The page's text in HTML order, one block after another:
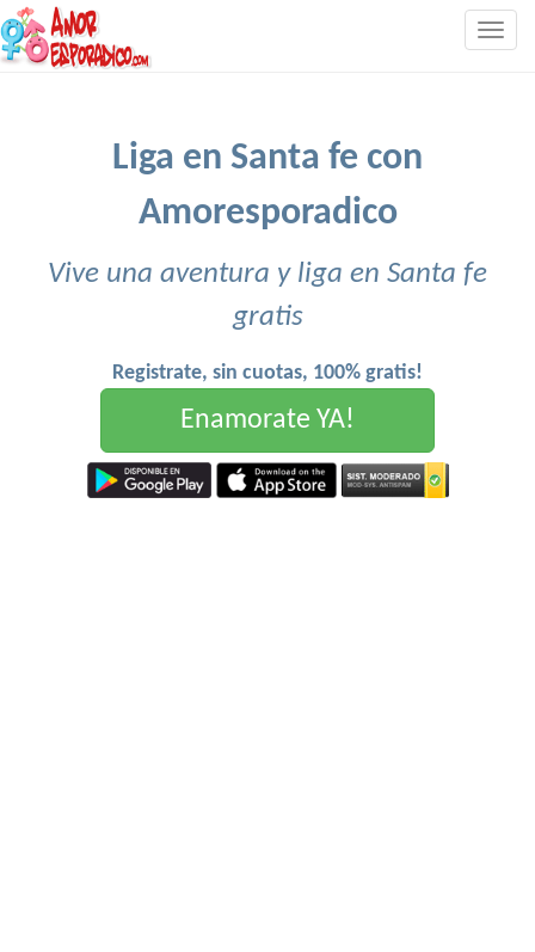
Liga en Santa fe con
Amoresporadico
Vive una aventura y liga en Santa fe
gratis
Registrate, sin cuotas, 100% gratis!
Enamorate YA!